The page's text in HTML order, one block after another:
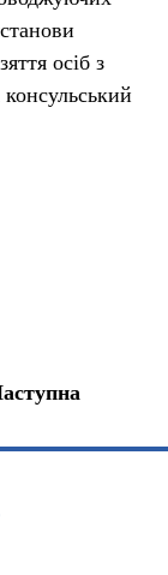
осіб з
консульський